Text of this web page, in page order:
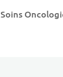
Soins